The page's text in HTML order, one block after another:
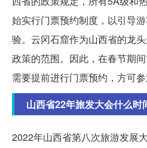
始实行门票预约制度，以引导
验。云冈石窟作为山西省的龙
政策的范围。因此，在春节期
需要提前进行门票预约，方可参
山西省22年旅发大会什么时
2022年山西省第八次旅游发展